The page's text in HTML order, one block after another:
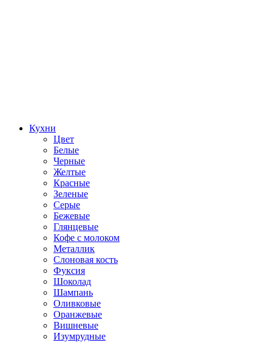
Кухни
Цвет
Белые
Черные
Желтые
Красные
Зеленые
Серые
Бежевые
Глянцевые
Кофе с молоком
Металлик
Слоновая кость
Фуксия
Шоколад
Шампань
Оливковые
Оранжевые
Вишневые
Изумрудные